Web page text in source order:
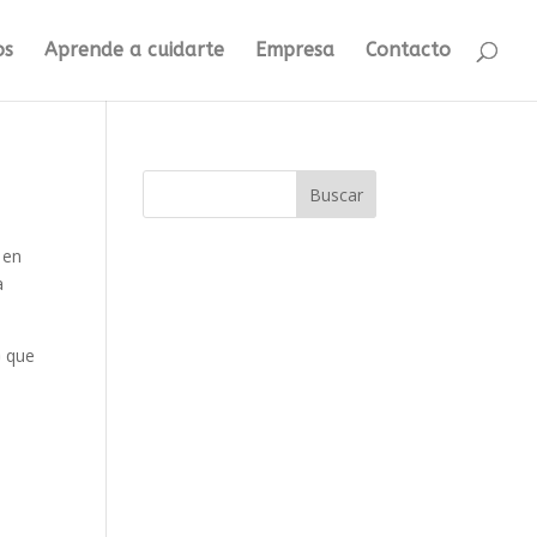
Aprende a cuidarte Empresa Contacto
que
Buscar